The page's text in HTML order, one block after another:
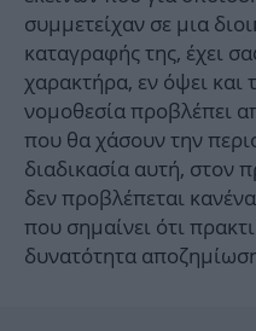
συμμετείχαν σε μια
καταγραφής της, έχει
χαρακτήρα, εν όψει και
νομοθεσία προβλέπει
που θα χάσουν την
διαδικασία αυτή, στον
δεν προβλέπεται
που σημαίνει ότι
δυνατότητα